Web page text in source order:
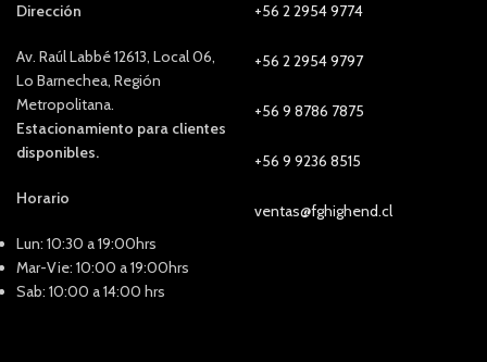
Dirección
Av. Raúl Labbé 12613, Local 06,
Lo Barnechea, Región
Metropolitana.
Estacionamiento para clientes
disponibles.
Horario
Lun: 10:30 a 19:00hrs
Mar-Vie: 10:00 a 19:00hrs
Sab: 10:00 a 14:00 hrs
+56 2 2954 9774
+56 2 2954 9797
+56 9 8786 7875
+56 9 9236 8515
ventas@fghighend.cl